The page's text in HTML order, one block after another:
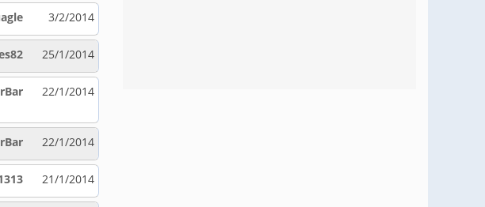
3/2/2014
25/1/2014
22/1/2014
22/1/2014
21/1/2014